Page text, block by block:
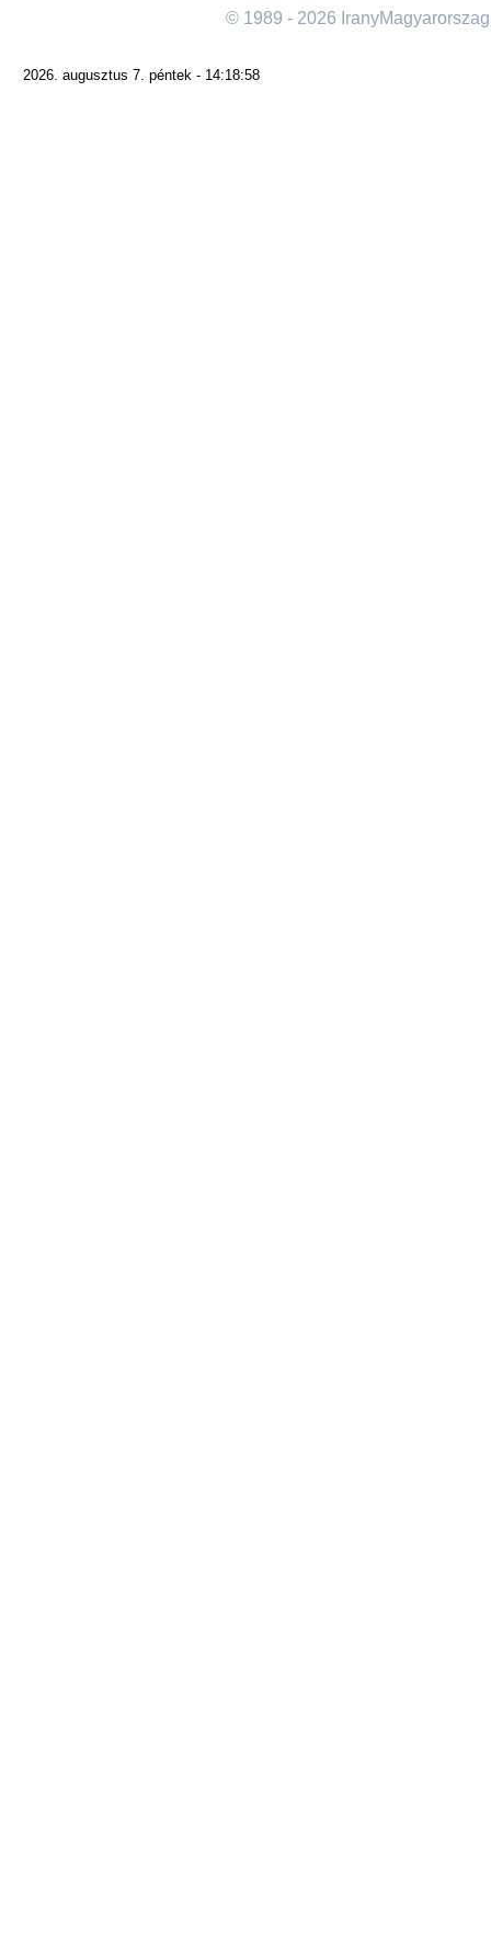
© 1989 - 2026
2026. augusztus 7. péntek - 14:18:58